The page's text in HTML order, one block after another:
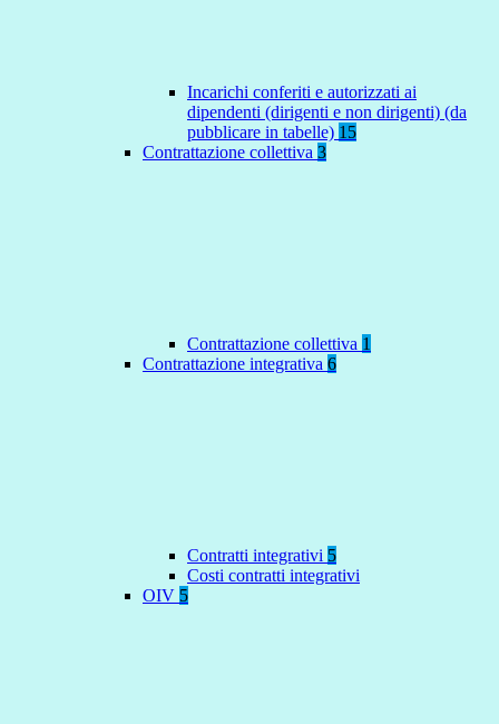
Incarichi conferiti e autorizzati ai
dipendenti (dirigenti e non dirigenti) (da
pubblicare in tabelle) 15
Contrattazione collettiva 3
Contrattazione collettiva 1
Contrattazione integrativa 6
Contratti integrativi 5
Costi contratti integrativi
OIV 5